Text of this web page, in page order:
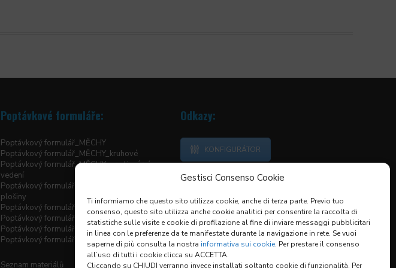
Gestisci Consenso Cookie
Ti informiamo che questo sito utilizza cookie, anche di terza parte. Previo tuo
consenso, questo sito utilizza anche cookie analitici per consentire la raccolta di
statistiche sulle visite e cookie di profilazione al fine di inviare messaggi pubblicitari
in linea con le preferenze da te manifestate durante la navigazione in rete. Se vuoi
saperne di più consulta la nostra informativa sui cookie. Per prestare il consenso
all’uso di tutti i cookie clicca su ACCETTA.
Cliccando su CHIUDI verranno invece installati soltanto cookie di funzionalità. Per
Poptávkové formuláře:
Poptávkový formulář_MĚCHY
Poptávkový formulář_MĚCHY_kruhové
Poptávkový formulář_MĚCHY_pro lineární
vedení
Poptávkový formulář_MĚCHY_pro zvedací
plošiny
Poptávkový formulář_MĚCHY_šité hranaté
Poptávkový formulář_ROLETOVÉ KRYTY
Poptávkový formulář_TELESKOPICKÉ KRYTY
Poptávkový formulář_X-Y KRYTOVÁNÍ
Seznam materiálů
Odkazy:
KONFIGURÁTOR